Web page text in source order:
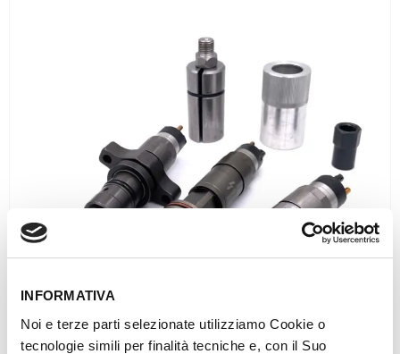
INFORMATIVA
Noi e terze parti selezionate utilizziamo Cookie o
tecnologie simili per finalità tecniche e, con il Suo